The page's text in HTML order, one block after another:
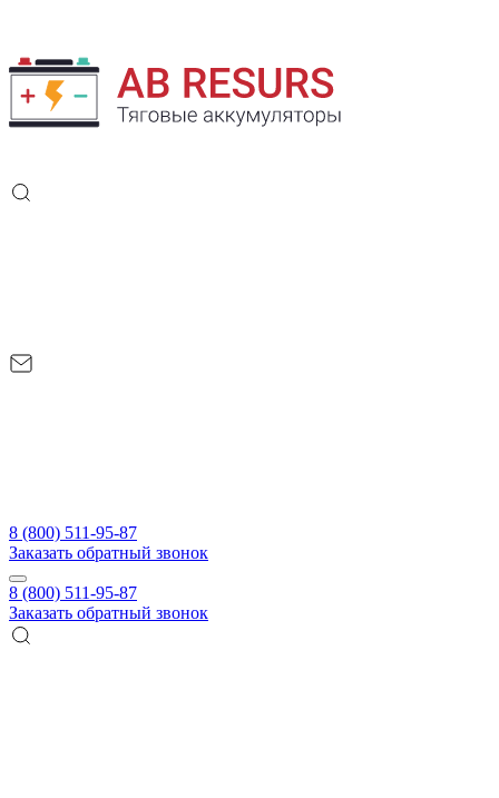
8 (800) 511-95-87
Заказать обратный звонок
8 (800) 511-95-87
Заказать обратный звонок